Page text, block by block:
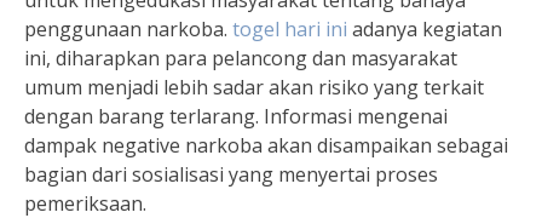
penggunaan narkoba. togel hari ini adanya kegiatan
ini, diharapkan para pelancong dan masyarakat
umum menjadi lebih sadar akan risiko yang terkait
dengan barang terlarang. Informasi mengenai
dampak negative narkoba akan disampaikan sebagai
bagian dari sosialisasi yang menyertai proses
pemeriksaan.